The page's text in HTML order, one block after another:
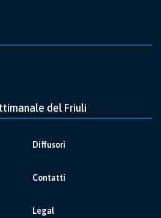
del Friuli
Diffusori
Contatti
Legal